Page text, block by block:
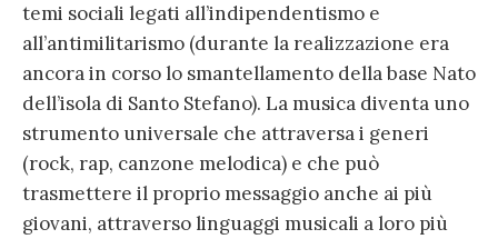
temi sociali legati all’indipendentismo e
all’antimilitarismo (durante la realizzazione era
ancora in corso lo smantellamento della base Nato
dell’isola di Santo Stefano). La musica diventa uno
strumento universale che attraversa i generi
(rock, rap, canzone melodica) e che può
trasmettere il proprio messaggio anche ai più
giovani, attraverso linguaggi musicali a loro più